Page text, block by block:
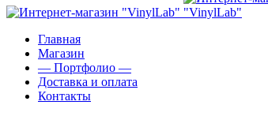
Главная
Магазин
— Портфолио —
Доставка и оплата
Контакты